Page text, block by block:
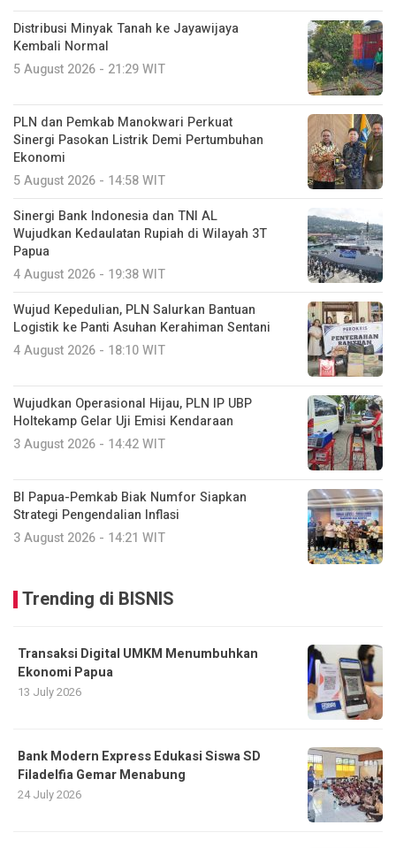
Distribusi Minyak Tanah ke Jayawijaya
Kembali Normal
5 August 2026 - 21:29 WIT
PLN dan Pemkab Manokwari Perkuat
Sinergi Pasokan Listrik Demi Pertumbuhan
Ekonomi
5 August 2026 - 14:58 WIT
Sinergi Bank Indonesia dan TNI AL
Wujudkan Kedaulatan Rupiah di Wilayah 3T
Papua
4 August 2026 - 19:38 WIT
Wujud Kepedulian, PLN Salurkan Bantuan
Logistik ke Panti Asuhan Kerahiman Sentani
4 August 2026 - 18:10 WIT
Wujudkan Operasional Hijau, PLN IP UBP
Holtekamp Gelar Uji Emisi Kendaraan
3 August 2026 - 14:42 WIT
BI Papua-Pemkab Biak Numfor Siapkan
Strategi Pengendalian Inflasi
3 August 2026 - 14:21 WIT
Trending di BISNIS
Transaksi Digital UMKM Menumbuhkan
Ekonomi Papua
13 July 2026
Bank Modern Express Edukasi Siswa SD
Filadelfia Gemar Menabung
24 July 2026